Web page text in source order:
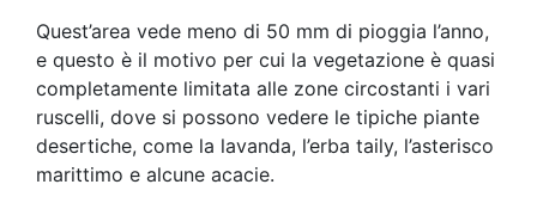
Quest’area vede meno di 50 mm di pioggia l’anno,
e questo è il motivo per cui la vegetazione è quasi
completamente limitata alle zone circostanti i vari
ruscelli, dove si possono vedere le tipiche piante
desertiche, come la lavanda, l’erba taily, l’asterisco
marittimo e alcune acacie.